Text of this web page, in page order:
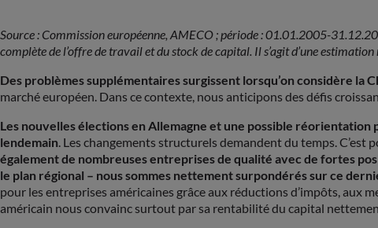
Source : Commission européenne, AMECO ; période : 01.01.2005-
complète de l’offre de travail et du stock de capital. Il s’agit d’une
Des problèmes supplémentaires surgissent lorsqu’on considère la
marché européen. Dans ce contexte, nous anticipons des défis
Les nouvelles élections en Allemagne et une possible
lendemain . Les changements structurels demandent du temps.
également de nombreuses entreprises de qualité avec de fortes
le plan régional – nous sommes nettement surpondérés sur ce
pour les entreprises américaines grâce aux réductions d’impôts, aux
américain nous convainc surtout par sa rentabilité du capital